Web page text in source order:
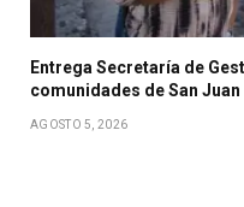
Entrega Secretaría de
comunidades de San Juan
AGOSTO 5, 2026